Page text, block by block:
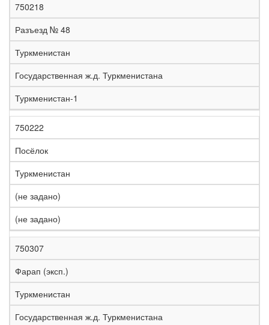
К
о
д
Н
а
з
в
а
н
и
е
С
т
а
н
а
е
л
е
з
н
а
я
д
о
о
а
е
и
н
750218
Разъезд № 48
Туркменистан
Государственная ж.д. Туркменистана
Туркменистан-1
750222
Посёлок
Туркменистан
(не задано)
(не задано)
750307
Фарап (эксп.)
Туркменистан
Государственная ж.д. Туркменистана